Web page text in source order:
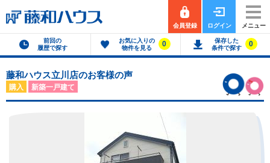
会員登録 ログイン メニュー
前回の
履歴で探す
お気に入りの
物件を見る
0
保存した
条件で探す
0
藤和ハウス立川店のお客様の声
購入 新築一戸建て